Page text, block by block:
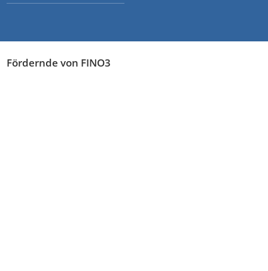
Fördernde von FINO3